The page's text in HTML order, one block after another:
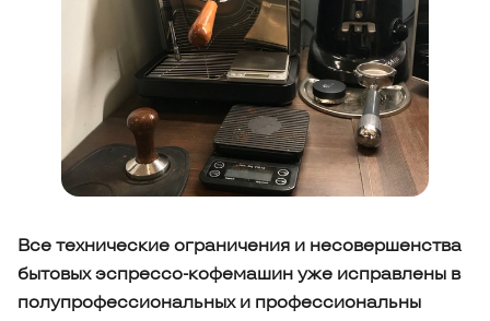
Все технические ограничения и несовершенства
бытовых эспрессо-кофемашин уже исправлены в
полупрофессиональных и профессиональны